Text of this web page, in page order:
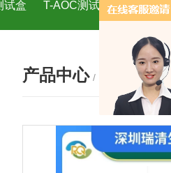
试盒 T-AOC测试盒 H2O2测
小鼠
试剂盒现货
现货速发
试剂盒现货
产品中心 / PRODUCTS